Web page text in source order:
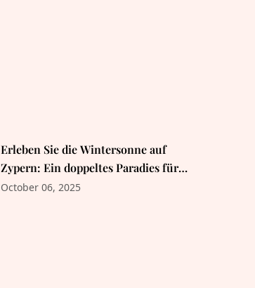
Erleben Sie die Wintersonne auf
Zypern: Ein doppeltes Paradies für
Expats und Rentner
October 06, 2025